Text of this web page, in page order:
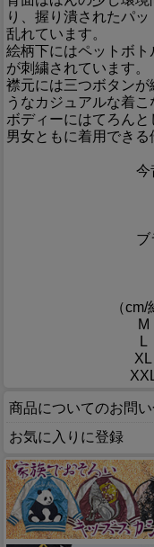
り、握り潰されたパ
乱れています。
絵柄下にはペットボ
が刺繍されています。
襟元には三つボタン
うなカジュアルな着こ
ボディーにはてろんと
男女ともに着用できる
今
ブ
（cm/
M
L
XL
商品についてのお問
お気に入りに登録